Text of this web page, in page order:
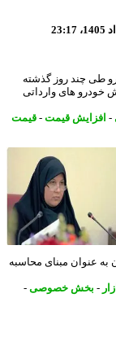
چند روز گذشته
های وارداتی
قیمت-قیمت
مبنای محاسبه
بخش خصوصی-